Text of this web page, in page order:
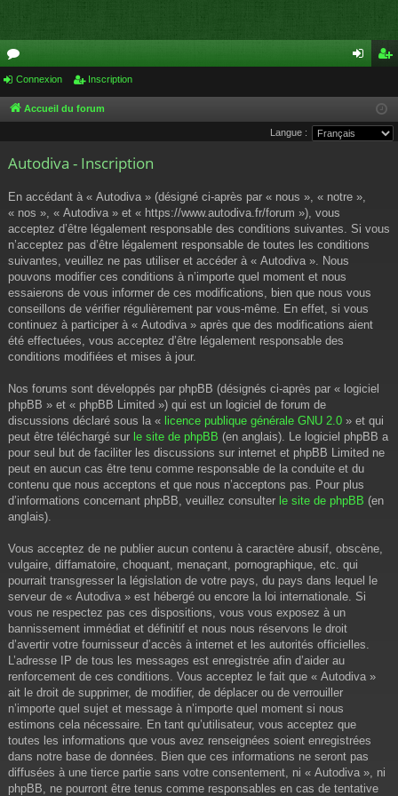
or
u
s
cri
pti
Connexion Inscription
Accueil du forum
Langue :
Autodiva - Inscription
En accédant à « Autodiva » (désigné ci-après par « nous », « notre »,
« nos », « Autodiva » et « https://www.autodiva.fr/forum »), vous
acceptez d’être légalement responsable des conditions suivantes. Si vous
n’acceptez pas d’être légalement responsable de toutes les conditions
suivantes, veuillez ne pas utiliser et accéder à « Autodiva ». Nous
pouvons modifier ces conditions à n’importe quel moment et nous
essaierons de vous informer de ces modifications, bien que nous vous
conseillons de vérifier régulièrement par vous-même. En effet, si vous
continuez à participer à « Autodiva » après que des modifications aient
été effectuées, vous acceptez d’être légalement responsable des
conditions modifiées et mises à jour.
Nos forums sont développés par phpBB (désignés ci-après par « logiciel
phpBB » et « phpBB Limited ») qui est un logiciel de forum de
discussions déclaré sous la « licence publique générale GNU 2.0 » et qui
peut être téléchargé sur le site de phpBB (en anglais). Le logiciel phpBB a
pour seul but de faciliter les discussions sur internet et phpBB Limited ne
peut en aucun cas être tenu comme responsable de la conduite et du
contenu que nous acceptons et que nous n’acceptons pas. Pour plus
d’informations concernant phpBB, veuillez consulter le site de phpBB (en
anglais).
Vous acceptez de ne publier aucun contenu à caractère abusif, obscène,
vulgaire, diffamatoire, choquant, menaçant, pornographique, etc. qui
pourrait transgresser la législation de votre pays, du pays dans lequel le
serveur de « Autodiva » est hébergé ou encore la loi internationale. Si
vous ne respectez pas ces dispositions, vous vous exposez à un
bannissement immédiat et définitif et nous nous réservons le droit
d’avertir votre fournisseur d’accès à internet et les autorités officielles.
L’adresse IP de tous les messages est enregistrée afin d’aider au
renforcement de ces conditions. Vous acceptez le fait que « Autodiva »
ait le droit de supprimer, de modifier, de déplacer ou de verrouiller
n’importe quel sujet et message à n’importe quel moment si nous
estimons cela nécessaire. En tant qu’utilisateur, vous acceptez que
toutes les informations que vous avez renseignées soient enregistrées
dans notre base de données. Bien que ces informations ne seront pas
diffusées à une tierce partie sans votre consentement, ni « Autodiva », ni
phpBB, ne pourront être tenus comme responsables en cas de tentative